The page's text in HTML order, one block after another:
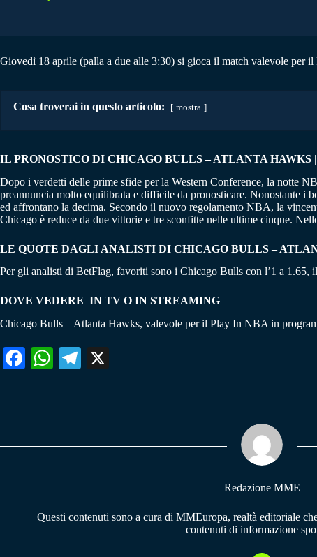
Giovedì 18 aprile (palla a due alle 3:30) si gioca il match valevole per
Cosa troverai in questo articolo: mostra
IL PRONOSTICO DI CHICAGO BULLS – ATLANTA HAWKS |
Dopo i verdetti delle prime sfide per la Western Conference, la notte
preannuncia molto equilibrata e difficile da pronosticare. Nonostante i
ed affrontano la decima. Secondo il nuovo regolamento NBA, la
Chicago è reduce da due vittorie e tre sconfitte nelle ultime cinque.
LE QUOTE DAGLI ANALISTI DI CHICAGO BULLS –
Per gli analisti di BetFlag, favoriti sono i Chicago Bulls con l’1 a 1.65,
DOVE VEDERE IN TV O IN STREAMING
Chicago Bulls – Atlanta Hawks, valevole per il Play In NBA in
Fa W
pp
Te
m
Redazione MME
Questi contenuti sono a cura di MMEuropa, realtà editoriale
contenuti di informazione